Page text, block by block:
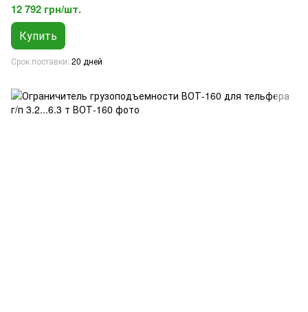
12 792 грн/шт.
Купить
Срок поставки 20 дней